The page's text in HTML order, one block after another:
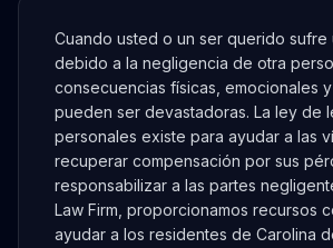
Cuando usted o un ser querido sufre
debido a la negligencia de otra
consecuencias físicas, emocionales
pueden ser devastadoras. La ley de
personales existe para ayudar a las
recuperar compensación por sus
responsabilizar a las partes
Law Firm, proporcionamos recursos
ayudar a los residentes de Carolina